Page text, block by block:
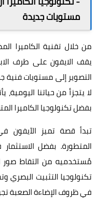
مستويات جديدة
من خلال تقنية الكاميرا
يقف الايفون على طرف
التصوير إلى مستويات فنية
لا يتجزأ من حياتنا
بفضل تكنولوجيا الكاميرا
تبدأ قصة تميز الآيفون
المتطورة. بفضل
مُستخدميه من التقاط صور
تكنولوجيا التثبيت
في ظروف الإضاءة الصعبة